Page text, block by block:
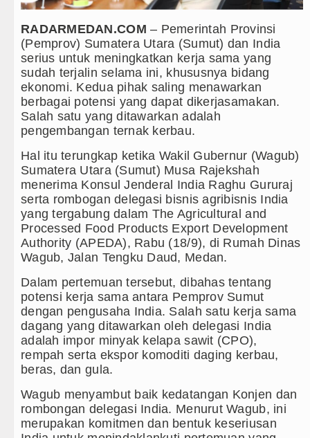
Siraman Rohani
LGB Minus T dan Q Sebagai Orientasi
Danrem 011 Lilawangsa Brigjen TNI
Aceh
Era Baru Pengobatan Pasien Kanker
Rico Waas Nonaktifkan Lurah AUR,
Arsenal Dibungkam Real Betis pada
Chelsea Tumbang Ditekuk Juventus
Bupati Taput Sambut Kunjungan
PD AIJ Sumut Kembali Amankan Aset
Bupati Toba Lantik 39 Pejabat,
LGB Minus T dan Q Sebagai Orientasi
Danrem 011 Lilawangsa Brigjen TNI
Aceh
Era Baru Pengobatan Pasien Kanker
Rico Waas Nonaktifkan Lurah AUR,
RADARMEDAN.COM – Pemerintah Provinsi
(Pemprov) Sumatera Utara (Sumut) dan India
serius untuk meningkatkan kerja sama yang
sudah terjalin selama ini, khususnya bidang
ekonomi. Kedua pihak saling menawarkan
berbagai potensi yang dapat dikerjasamakan.
Salah satu yang ditawarkan adalah
pengembangan ternak kerbau.
Hal itu terungkap ketika Wakil Gubernur (Wagub)
Sumatera Utara (Sumut) Musa Rajekshah
menerima Konsul Jenderal India Raghu Gururaj
serta rombogan delegasi bisnis agribisnis India
yang tergabung dalam The Agricultural and
Processed Food Products Export Development
Authority (APEDA), Rabu (18/9), di Rumah Dinas
Wagub, Jalan Tengku Daud, Medan.
Dalam pertemuan tersebut, dibahas tentang
potensi kerja sama antara Pemprov Sumut
dengan pengusaha India. Salah satu kerja sama
dagang yang ditawarkan oleh delegasi India
adalah impor minyak kelapa sawit (CPO),
rempah serta ekspor komoditi daging kerbau,
beras, dan gula.
Wagub menyambut baik kedatangan Konjen dan
rombongan delegasi India. Menurut Wagub, ini
merupakan komitmen dan bentuk keseriusan